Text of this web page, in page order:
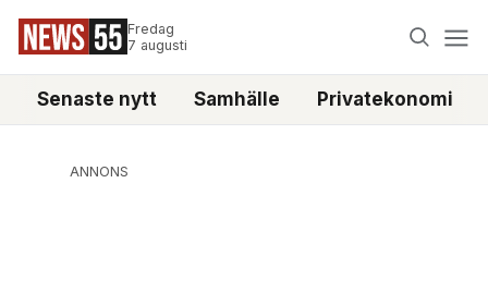
Fredag
7 augusti
Senaste nytt Samhälle Privatekonomi
ANNONS